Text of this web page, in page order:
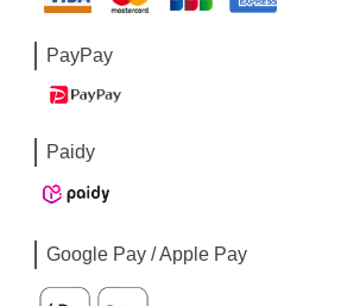
PayPay
Paidy
Google Pay / Apple Pay